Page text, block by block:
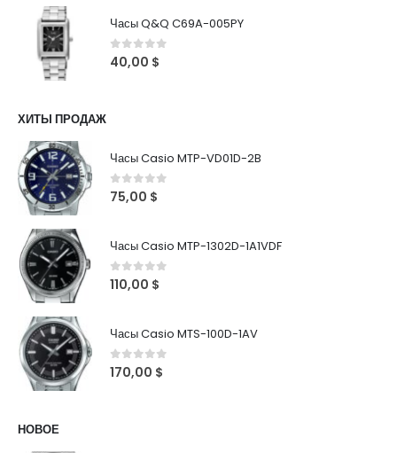
Часы Q&Q C69A-005PY
0 out of 5
40,00 $
ХИТЫ ПРОДАЖ
Часы Casio MTP-VD01D-2B
0out of 5
75,00 $
Часы Casio MTP-1302D-1A1VDF
0out of 5
110,00 $
Часы Casio MTS-100D-1AV
0out of 5
170,00 $
НОВОЕ